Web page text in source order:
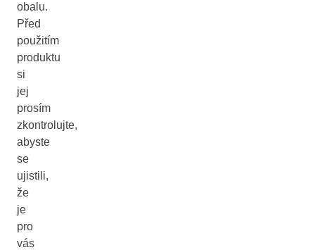
obalu.
Před
použitím
produktu
si
jej
prosím
zkontrolujte,
abyste
se
ujistili,
že
je
pro
vás